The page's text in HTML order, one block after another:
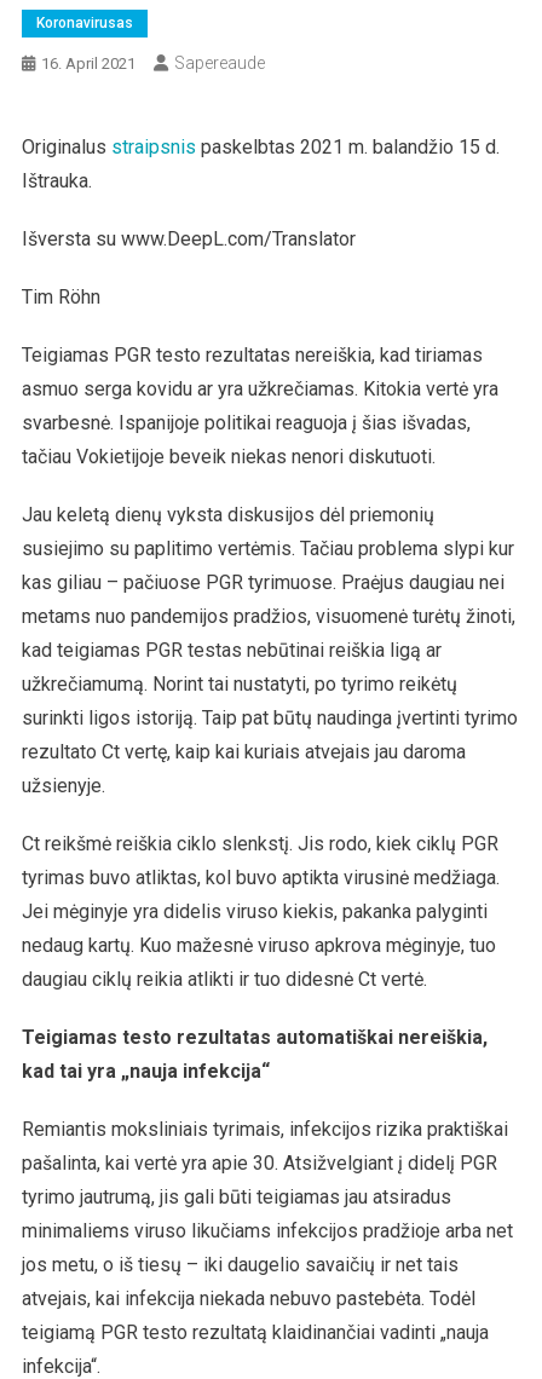
Koronavirusas
16. April 2021 Sapereaude
Originalus straipsnis paskelbtas 2021 m. balandžio 15 d.
Ištrauka.
Išversta su www.DeepL.com/Translator
Tim Röhn
Teigiamas PGR testo rezultatas nereiškia, kad tiriamas
asmuo serga kovidu ar yra užkrečiamas. Kitokia vertė yra
svarbesnė. Ispanijoje politikai reaguoja į šias išvadas,
tačiau Vokietijoje beveik niekas nenori diskutuoti.
Jau keletą dienų vyksta diskusijos dėl priemonių
susiejimo su paplitimo vertėmis. Tačiau problema slypi kur
kas giliau – pačiuose PGR tyrimuose. Praėjus daugiau nei
metams nuo pandemijos pradžios, visuomenė turėtų žinoti,
kad teigiamas PGR testas nebūtinai reiškia ligą ar
užkrečiamumą. Norint tai nustatyti, po tyrimo reikėtų
surinkti ligos istoriją. Taip pat būtų naudinga įvertinti tyrimo
rezultato Ct vertę, kaip kai kuriais atvejais jau daroma
užsienyje.
Ct reikšmė reiškia ciklo slenkstį. Jis rodo, kiek ciklų PGR
tyrimas buvo atliktas, kol buvo aptikta virusinė medžiaga.
Jei mėginyje yra didelis viruso kiekis, pakanka palyginti
nedaug kartų. Kuo mažesnė viruso apkrova mėginyje, tuo
daugiau ciklų reikia atlikti ir tuo didesnė Ct vertė.
Teigiamas testo rezultatas automatiškai nereiškia,
kad tai yra „nauja infekcija“
Remiantis moksliniais tyrimais, infekcijos rizika praktiškai
pašalinta, kai vertė yra apie 30. Atsižvelgiant į didelį PGR
tyrimo jautrumą, jis gali būti teigiamas jau atsiradus
minimaliems viruso likučiams infekcijos pradžioje arba net
jos metu, o iš tiesų – iki daugelio savaičių ir net tais
atvejais, kai infekcija niekada nebuvo pastebėta. Todėl
teigiamą PGR testo rezultatą klaidinančiai vadinti „nauja
infekcija“.